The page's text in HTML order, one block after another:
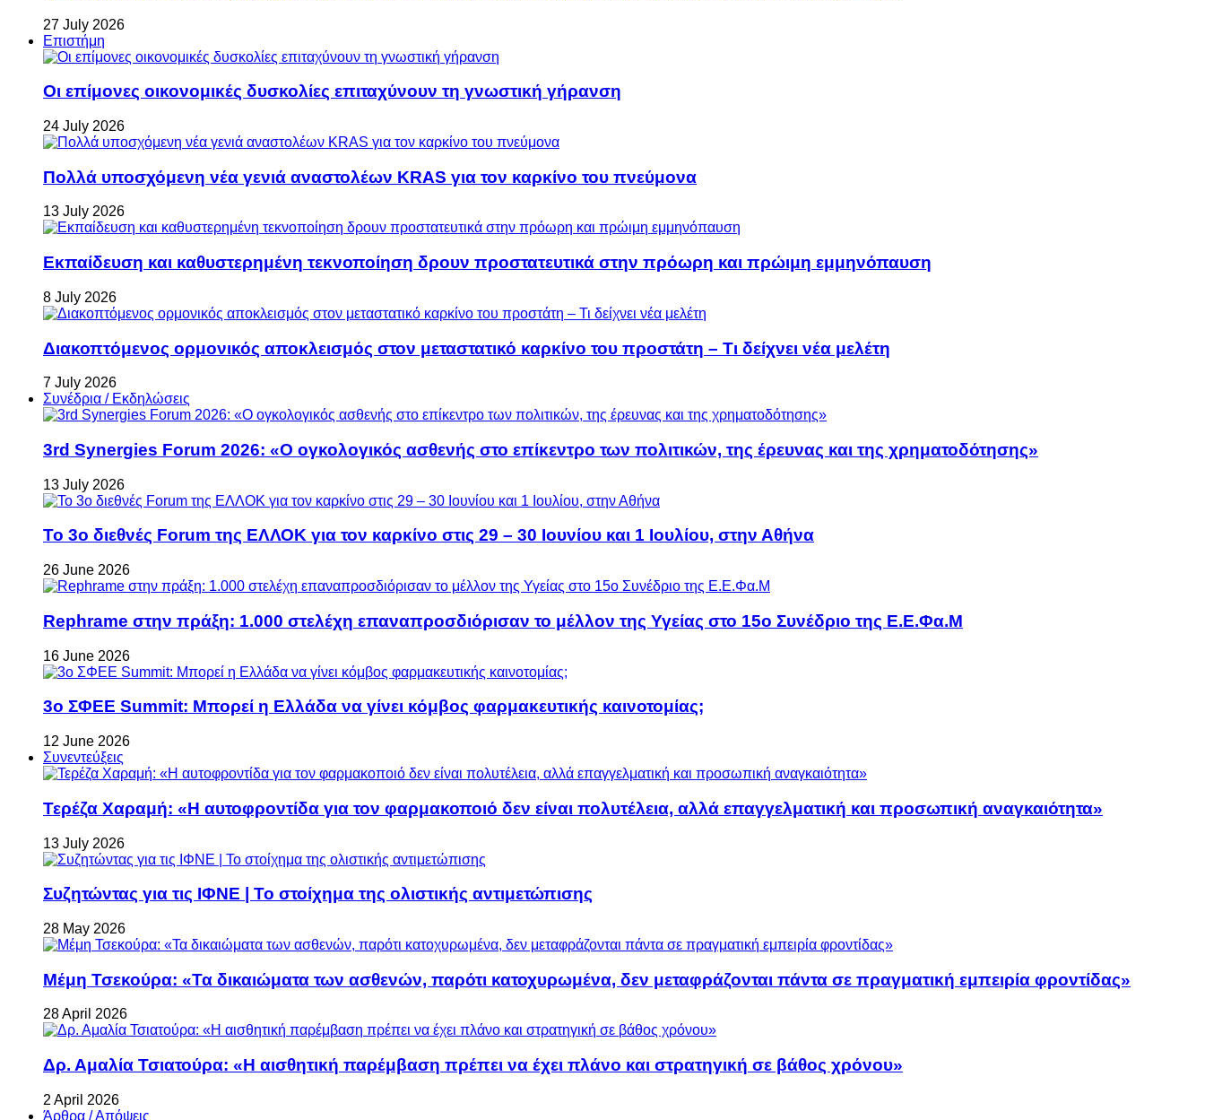
27 July 2026
Επιστήμη
Οι επίμονες οικονομικές δυσκολίες επιταχύνουν τη γνωστική γήρανση
24 July 2026
Πολλά υποσχόμενη νέα γενιά αναστολέων KRAS για τον καρκίνο του πνεύμονα
13 July 2026
Εκπαίδευση και καθυστερημένη τεκνοποίηση δρουν προστατευτικά στην πρόωρη και πρώιμη εμμηνόπαυση
8 July 2026
Διακοπτόμενος ορμονικός αποκλεισμός στον μεταστατικό καρκίνο του προστάτη – Τι δείχνει νέα μελέτη
7 July 2026
Συνέδρια / Εκδηλώσεις
3rd Synergies Forum 2026: «Ο ογκολογικός ασθενής στο επίκεντρο των πολιτικών, της έρευνας και της χρηματοδότησης»
13 July 2026
Το 3ο διεθνές Forum της ΕΛΛΟΚ για τον καρκίνο στις 29 – 30 Ιουνίου και 1 Ιουλίου, στην Αθήνα
26 June 2026
Rephrame στην πράξη: 1.000 στελέχη επαναπροσδιόρισαν το μέλλον της Υγείας στο 15ο Συνέδριο της Ε.Ε.Φα.Μ
16 June 2026
3ο ΣΦΕΕ Summit: Μπορεί η Ελλάδα να γίνει κόμβος φαρμακευτικής καινοτομίας;
12 June 2026
Συνεντεύξεις
Τερέζα Χαραμή: «Η αυτοφροντίδα για τον φαρμακοποιό δεν είναι πολυτέλεια, αλλά επαγγελματική και προσωπική αναγκαιότητα»
13 July 2026
Συζητώντας για τις ΙΦΝΕ | Το στοίχημα της ολιστικής αντιμετώπισης
28 May 2026
Μέμη Τσεκούρα: «Τα δικαιώματα των ασθενών, παρότι κατοχυρωμένα, δεν μεταφράζονται πάντα σε πραγματική εμπειρία φροντίδας»
28 April 2026
Δρ. Αμαλία Τσιατούρα: «Η αισθητική παρέμβαση πρέπει να έχει πλάνο και στρατηγική σε βάθος χρόνου»
2 April 2026
Άρθρα / Απόψεις